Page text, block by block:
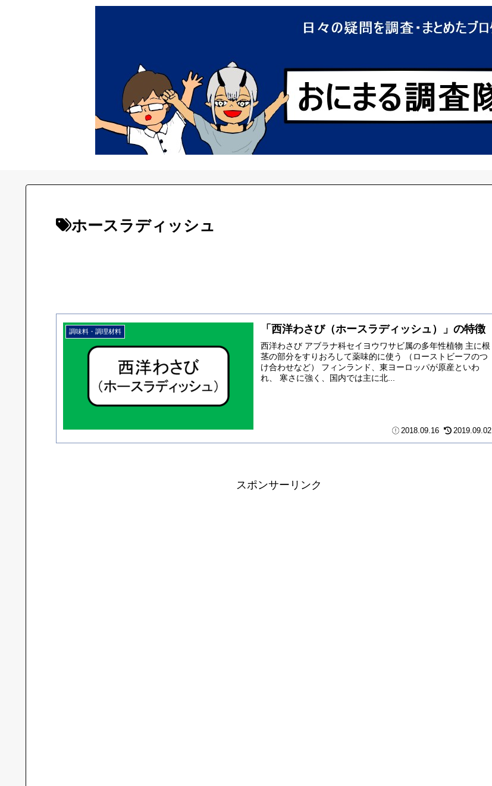
ホースラディッシュ
調味料・調理材料 「西洋わさび（ホースラディッシュ）」の特徴
西洋わさび アブラナ科セイヨウワサビ属の多年性植物 主に根
茎の部分をすりおろして薬味的に使う （ローストビーフのつ
け合わせなど） フィンランド、東ヨーロッパが原産といわ
れ、 寒さに強く、国内では主に北...
2018.09.16 2019.09.02
スポンサーリンク